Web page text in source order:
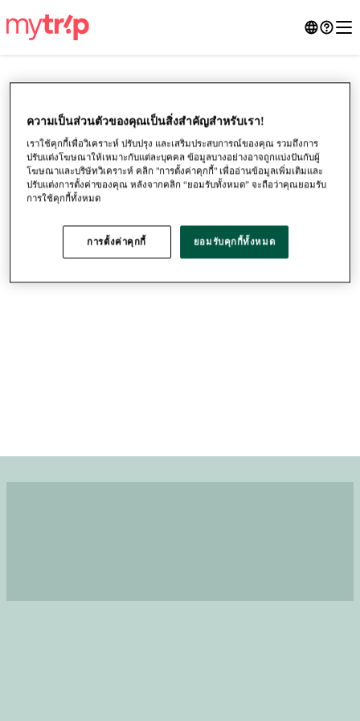
●●●
ความเป็นส่วนตัวของคุณเป็นสิ่งสําคัญสำหรับเรา!
เราใช้คุกกี้เพื่อวิเคราะห์ ปรับปรุง และเสริมประสบการณ์ของคุณ รวมถึงการ
ปรับแต่งโฆษณาให้เหมาะกับแต่ละบุคคล ข้อมูลบางอย่างอาจถูกแบ่งปันกับผู้
โฆษณาและบริษัทวิเคราะห์ คลิก "การตั้งค่าคุกกี้" เพื่ออ่านข้อมูลเพิ่มเติมและ
ปรับแต่งการตั้งค่าของคุณ หลังจากคลิก “ยอมรับทั้งหมด” จะถือว่าคุณยอมรับ
การใช้คุกกี้ทั้งหมด
การตั้งค่าคุกกี้ ยอมรับคุกกี้ทั้งหมด